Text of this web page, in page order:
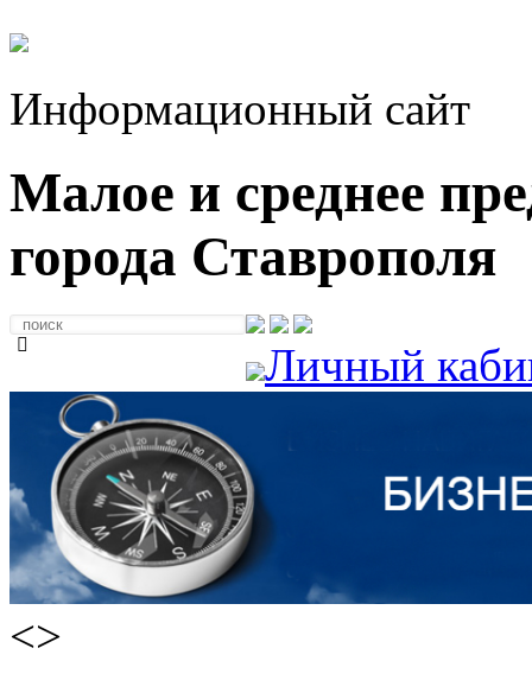
Информационный сайт
Малое и среднее
города Ставрополя
Личный
<>